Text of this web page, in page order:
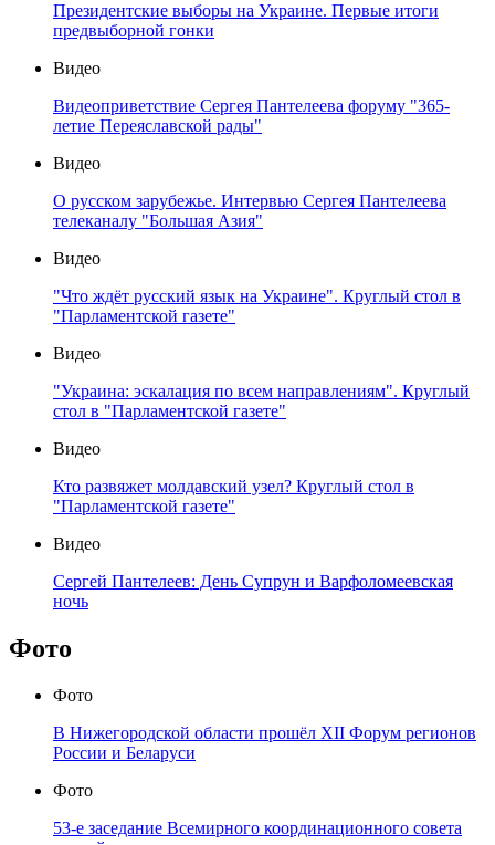
Президентские выборы на Украине. Первые итоги
предвыборной гонки
Видео
Видеоприветствие Сергея Пантелеева форуму "365-
летие Переяславской рады"
Видео
О русском зарубежье. Интервью Сергея Пантелеева
телеканалу "Большая Азия"
Видео
"Что ждёт русский язык на Украине". Круглый стол в
"Парламентской газете"
Видео
"Украина: эскалация по всем направлениям". Круглый
стол в "Парламентской газете"
Видео
Кто развяжет молдавский узел? Круглый стол в
"Парламентской газете"
Видео
Сергей Пантелеев: День Супрун и Варфоломеевская
ночь
Фото
Фото
В Нижегородской области прошёл XII Форум регионов
России и Беларуси
Фото
53-е заседание Всемирного координационного совета